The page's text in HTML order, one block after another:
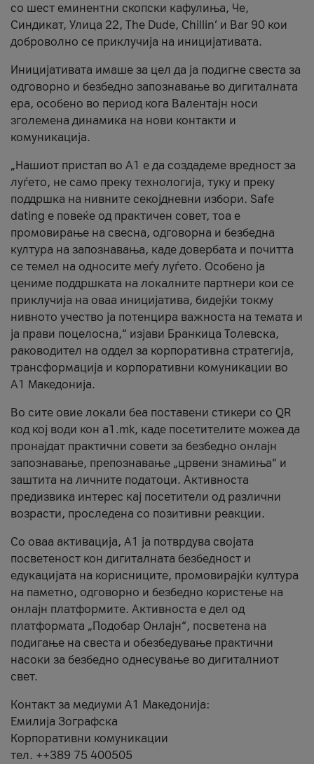
со шест еминентни скопски кафулиња, Че,
Синдикат, Улица 22, The Dude, Chillin’ и Bar 90 кои
доброволно се приклучија на иницијативата.
Иницијативата имаше за цел да ја подигне свеста за
одговорно и безбедно запознавање во дигиталната
ера, особено во период кога Валентајн носи
зголемена динамика на нови контакти и
комуникација.
„Нашиот пристап во А1 е да создадеме вредност за
луѓето, не само преку технологија, туку и преку
поддршка на нивните секојдневни избори. Safe
dating е повеќе од практичен совет, тоа е
промовирање на свесна, одговорна и безбедна
култура на запознавања, каде довербата и почитта
се темел на односите меѓу луѓето. Особено ја
цениме поддршката на локалните партнери кои се
приклучија на оваа иницијатива, бидејќи токму
нивното учество ја потенцира важноста на темата и
ја прави поцелосна,“ изјави Бранкица Толевска,
раководител на оддел за корпоративна стратегија,
трансформација и корпоративни комуникации во
А1 Македонија.
Во сите овие локали беа поставени стикери со QR
код кој води кон a1.mk, каде посетителите можеа да
пронајдат практични совети за безбедно онлајн
запознавање, препознавање „црвени знамиња“ и
заштита на личните податоци. Активноста
предизвика интерес кај посетители од различни
возрасти, проследена со позитивни реакции.
Со оваа активација, А1 ја потврдува својата
посветеност кон дигиталната безбедност и
едукацијата на корисниците, промовирајќи култура
на паметно, одговорно и безбедно користење на
онлајн платформите. Активноста е дел од
платформата „Подобар Онлајн“, посветена на
подигање на свеста и обезбедување практични
насоки за безбедно однесување во дигиталниот
свет.
Контакт за медиуми А1 Македонија:
Емилија Зографска
Корпоративни комуникации
тел. ++389 75 400505